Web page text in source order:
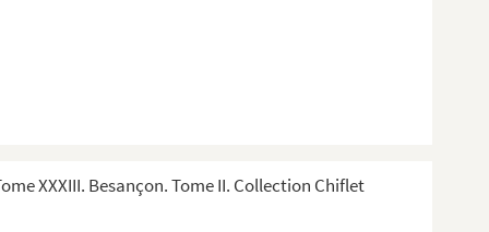
XXXIII. Besançon. Tome II. Collection Chiflet